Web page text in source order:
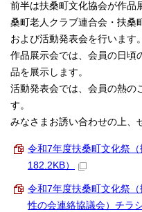
前半は扶桑町文化協会が作品
桑町老人クラブ連合会・扶桑
および活動発表会を行います。
作品展示会では、会員の日頃
品を展示します。
活動発表会では、会員の熱の
す。
みなさまお誘い合わせの上、
令和7年度扶桑町文化祭
182.2KB）
令和7年度扶桑町文化祭
性の会連絡協議会）チラ